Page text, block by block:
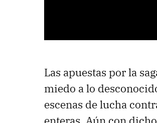
Las apuestas por la
miedo a lo
escenas de lucha